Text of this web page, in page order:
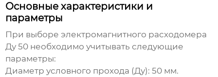
Основные характеристики и
параметры
При выбореэлектромагнитного расходомера
Ду 50 необходимо учитывать следующие
параметры:
Диаметр условного прохода (Ду): 50 мм.